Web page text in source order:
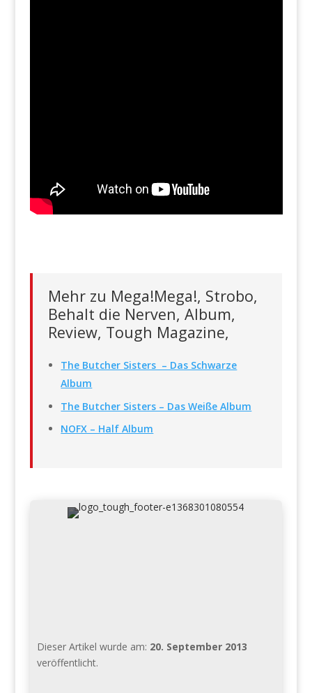
Mehr zu Mega!Mega!, Strobo,
Behalt die Nerven, Album,
Review, Tough Magazine,
The Butcher Sisters – Das Schwarze
Album
The Butcher Sisters – Das Weiße Album
NOFX – Half Album
Dieser Artikel wurde am: 20. September 2013
veröffentlicht.